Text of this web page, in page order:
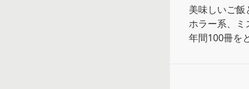
美味しいご飯
ホラー系、ミ
年間100冊を